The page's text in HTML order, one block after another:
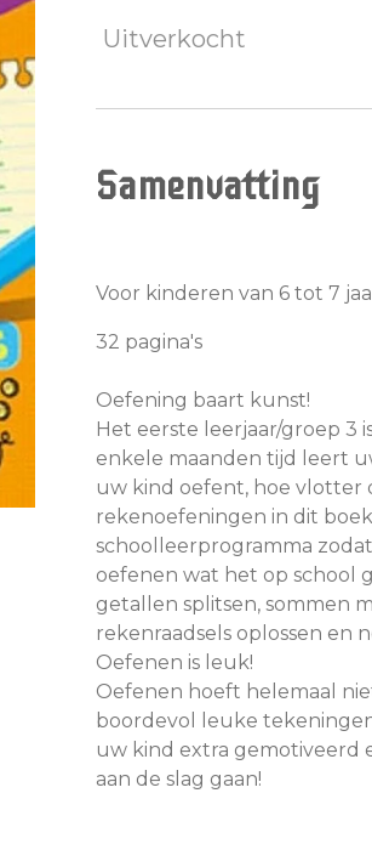
Uitverkocht
Samenvatting
Voor kinderen van 6 tot 7
32 pagina's
Oefening baart kunst!
Het eerste leerjaar/groep 3
enkele maanden tijd leert
uw kind oefent, hoe vlotter
rekenoefeningen in dit
schoolleerprogramma
oefenen wat het op school
getallen splitsen, sommen
rekenraadsels oplossen en
Oefenen is leuk!
Oefenen hoeft helemaal
boordevol leuke
uw kind extra gemotiveerd
aan de slag gaan!